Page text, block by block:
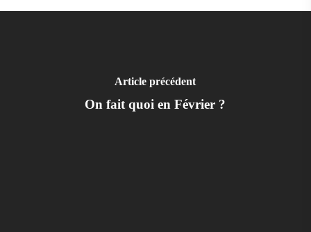
Article précédent
On fait quoi en Février ?